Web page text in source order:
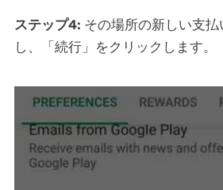
ステップ4: その場所の新しい支
し、「続行」をクリックします。